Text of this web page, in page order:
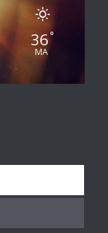
36°
MA